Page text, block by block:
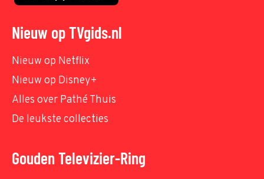
Nieuw op TVgids.nl
Nieuw op Netflix
Nieuw op Disney+
Alles over Pathé Thuis
De leukste collecties
Gouden Televizier-Ring